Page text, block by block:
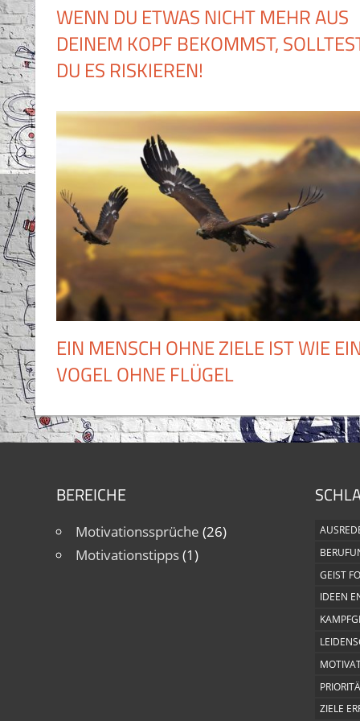
WENN DU ETWAS NICHT MEHR AUS
DEINEM KOPF BEKOMMST,
DU ES RISKIEREN!
EIN MENSCH OHNE ZIELE IST WIE
VOGEL OHNE FLÜGEL
BEREICHE
Motivationssprüche (26)
Motivationstipps(1)
GEIST
IDEEN
ZIELE